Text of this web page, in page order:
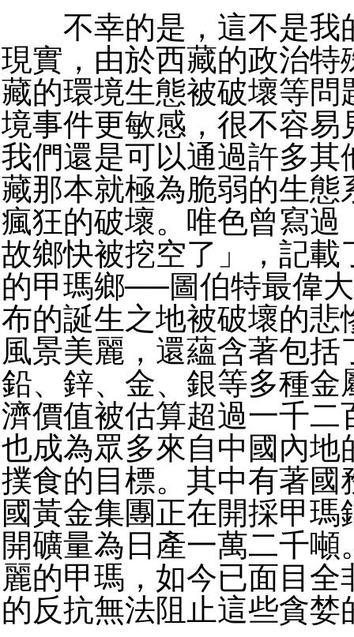
不幸的是，這不是我
現實，由於西藏的政治特
藏的環境生態被破壞等問
境事件更敏感，很不容易
我們還是可以通過許多其
藏那本就極為脆弱的生態
瘋狂的破壞。唯色曾寫過
故鄉快被挖空了」，記載
的甲瑪鄉──圖伯特最偉
布的誕生之地被破壞的悲
風景美麗，還蘊含著包括
鉛、鋅、金、銀等多種金
濟價值被估算超過一千二
也成為眾多來自中國內地
撲食的目標。其中有著國
國黃金集團正在開採甲瑪
開礦量為日產一萬二千噸
麗的甲瑪，如今已面目全
的反抗無法阻止這些貪婪